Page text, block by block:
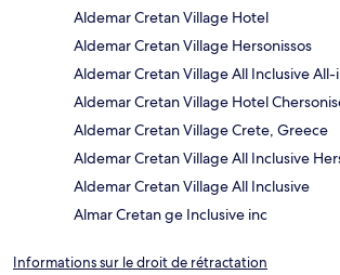
Aldemar Cretan Village Hotel
Aldemar Cretan Village Hersonissos
Aldemar Cretan Village All Inclusive
Aldemar Cretan Village Hotel
Aldemar Cretan Village Crete, Greece
Aldemar Cretan Village All Inclusive
Aldemar Cretan Village All Inclusive
Almar Cretan ge Inclusive inc
Informations sur le droit de rétractation